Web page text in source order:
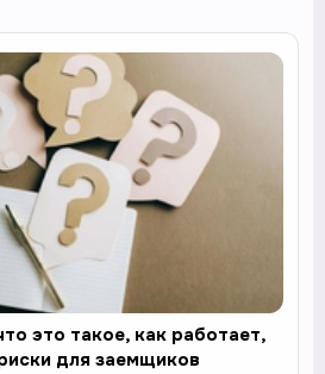
это такое, как работает,
для заемщиков